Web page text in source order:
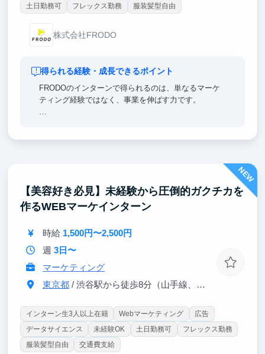
土日勤務可 フレックス勤務 服装髪型自由
株式会社FRODO
得られる経験・成長できるポイント
FRODOのインターンで得られるのは、単なるマーケ
ティング経験ではなく、事業を伸ばす力です。
学生のうちから、マーケティング・クリエイティブ・
NEW
【美容好き必見】未経験から圧倒的ガクチカを
作るWEBマーケインターン
時給 1,500円〜2,500円
週 3日〜
マーケティング
東京都/ 渋谷駅から徒歩8分（山手線、埼京線、銀座線、半蔵門線、ほか）
インターン生3人以上在籍 Webマーケティング
広告
データサイエンス
未経験OK 土日勤務可
フレックス勤務
服装髪型自由
交通費支給